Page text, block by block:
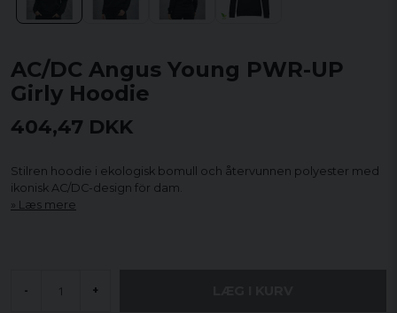
AC/DC Angus Young PWR-UP
Girly Hoodie
404,47 DKK
Stilren hoodie i ekologisk bomull och återvunnen polyester med
ikonisk AC/DC-design för dam.
Læs mere
- +